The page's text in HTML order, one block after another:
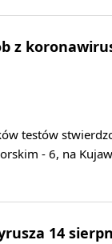
z
testów
- 6, na
14